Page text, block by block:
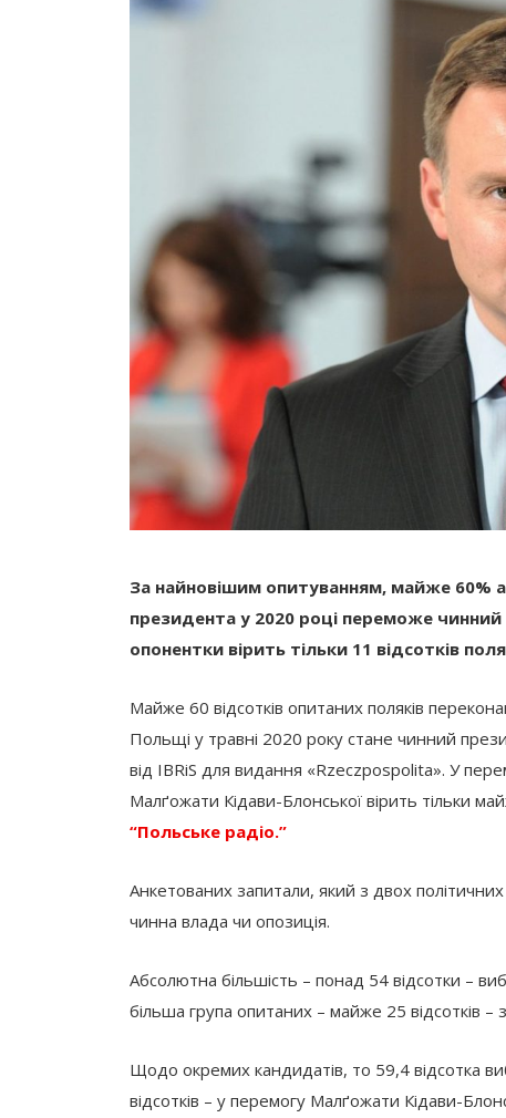
За найновішим опитуванням, майже 60%
президента у 2020 році переможе
опонентки вірить тільки 11 відсотків
Майже 60 відсотків опитаних поляків
Польщі у травні 2020 року стане чинний
від IBRiS для видання «Rzeczpospolita». У
Малґожати Кідави-Блонської вірить тільки
“Польське радіо.”
Анкетованих запитали, який з двох
чинна влада чи опозиція.
Абсолютна більшість – понад 54 відсотки –
більша група опитаних – майже 25 відсотків
Щодо окремих кандидатів, то 59,4 відсотка
відсотків – у перемогу Малґожати Кідави-